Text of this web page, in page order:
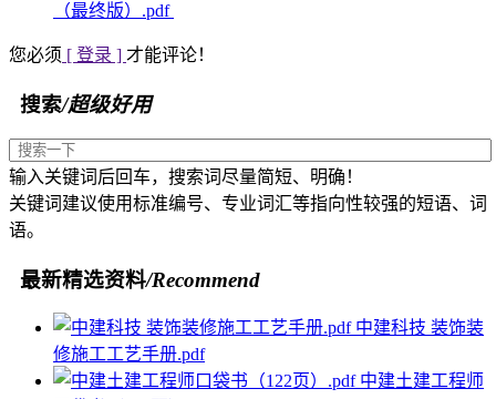
（最终版）.pdf
您必须 [ 登录 ] 才能评论！
搜索/超级好用
输入关键词后回车，搜索词尽量简短、明确！
关键词建议使用标准编号、专业词汇等指向性较强的短语、词
语。
最新精选资料/Recommend
中建科技 装饰装
修施工工艺手册.pdf
中建土建工程师